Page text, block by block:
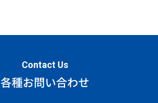
Contact Us
各種お問い合わせ